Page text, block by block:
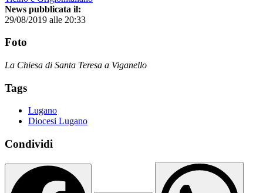
News pubblicata il:
29/08/2019 alle 20:33
Foto
La Chiesa di Santa Teresa a Viganello
Tags
Lugano
Diocesi Lugano
Condividi